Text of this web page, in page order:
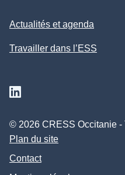
Actualités et agenda
Travailler dans l’ESS
© 2026 CRESS Occitanie -
Plan du site
Contact